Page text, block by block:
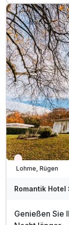
1 x
inkl. Golf
inkl. Nutzung
inkl. Nutzung
inkl.
inkl. W-Lan &
Nur noch
Lohme, Rügen
Romantik
Genießen Sie